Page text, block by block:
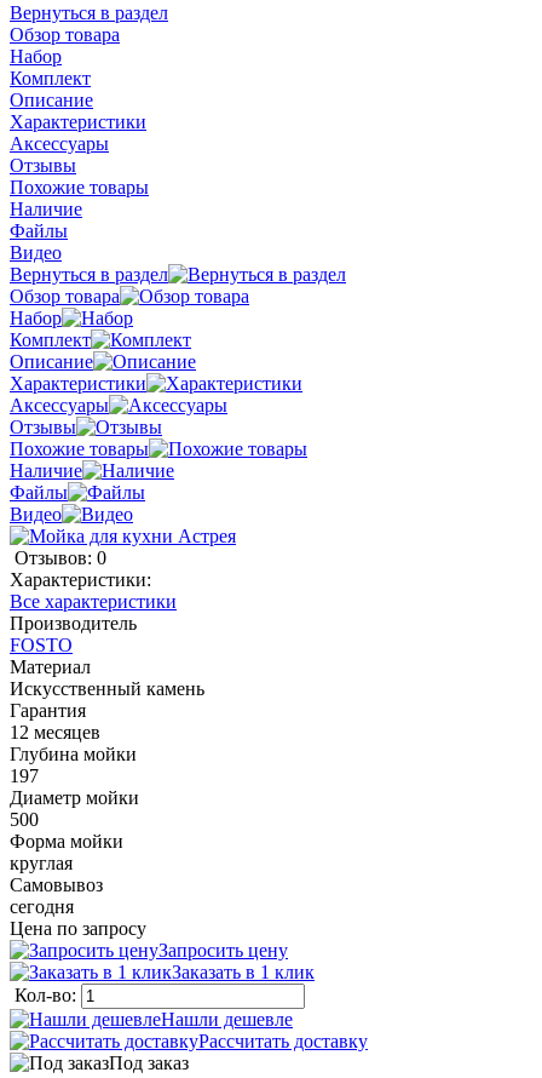
Вернуться в раздел
Обзор товара
Набор
Комплект
Описание
Характеристики
Аксессуары
Отзывы
Похожие товары
Наличие
Файлы
Видео
Вернуться в раздел
Обзор товара
Набор
Комплект
Описание
Характеристики
Аксессуары
Отзывы
Похожие товары
Наличие
Файлы
Видео
Отзывов: 0
Характеристики:
Все характеристики
Производитель
FOSTO
Материал
Искусственный камень
Гарантия
12 месяцев
Глубина мойки
197
Диаметр мойки
500
Форма мойки
круглая
Самовывоз
сегодня
Цена по запросу
Запросить цену
Заказать в 1 клик
Кол-во:
Нашли дешевле
Рассчитать доставку
Под заказ